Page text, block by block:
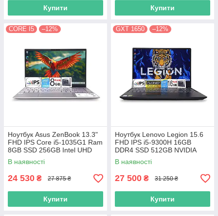
Купити Купити
CORE I5 –12%
Ноутбук Asus ZenBook 13.3"
FHD IPS Core i5-1035G1 Ram
8GB SSD 256GB Intel UHD
Graphics
В наявності
24 530 ₴ 27 875 ₴
Купити
GXT 1650 –12%
Ноутбук Lenovo Legion 15.6
FHD IPS i5-9300H 16GB
DDR4 SSD 512GB NVIDIA
GTX1650
В наявності
27 500 ₴ 31 250 ₴
Купити